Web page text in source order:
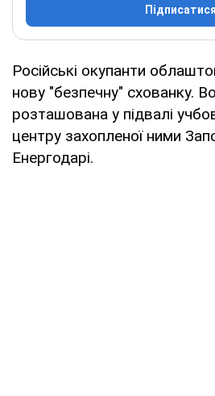
Підписатися
Російські окупанти
нову "безпечну" схованку.
розташована у підвалі
центру захопленої ними
Енергодарі.